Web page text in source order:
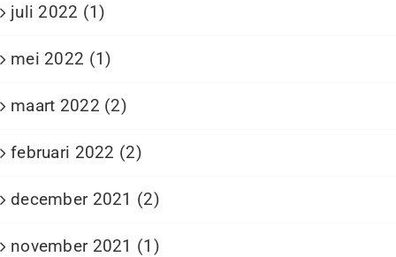
juli 2022 (1)
mei 2022 (1)
maart 2022 (2)
februari 2022 (2)
december 2021 (2)
november 2021 (1)